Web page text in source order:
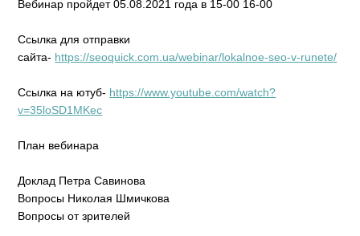
Вебинар пройдет 05.08.2021 года в 15-00 16-00
Ссылка для отправки
сайта- https://seoquick.com.ua/webinar/lokalnoe-seo-v-runete/
Ссылка на ютуб- https://www.youtube.com/watch?
v=35loSD1MKec
План вебинара
Доклад Петра Савинова
Вопросы Николая Шмичкова
Вопросы от зрителей